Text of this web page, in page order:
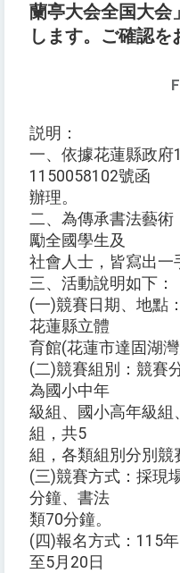
蘭亭大会全国大会
します。ご確認を
説明：
一、依據花蓮縣政
1150058102號函
辦理。
二、為傳承書法藝
勵全國學生及
社會人士，皆寫出一
三、活動說明如下：
(一)競賽日期、地點
花蓮縣立體
育館(花蓮市達固湖灣
(二)競賽組別：競賽
為國小中年
級組、國小高年級組
組，共5
組，各類組別分別競
(三)競賽方式：採現
分鐘、書法
類70分鐘。
(四)報名方式：115
至5月20日